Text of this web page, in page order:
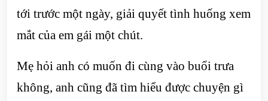
tới trước một ngày, giải quyết tình huống xem
mắt của em gái một chút.
Mẹ hỏi anh có muốn đi cùng vào buổi trưa
không, anh cũng đã tìm hiểu được chuyện gì